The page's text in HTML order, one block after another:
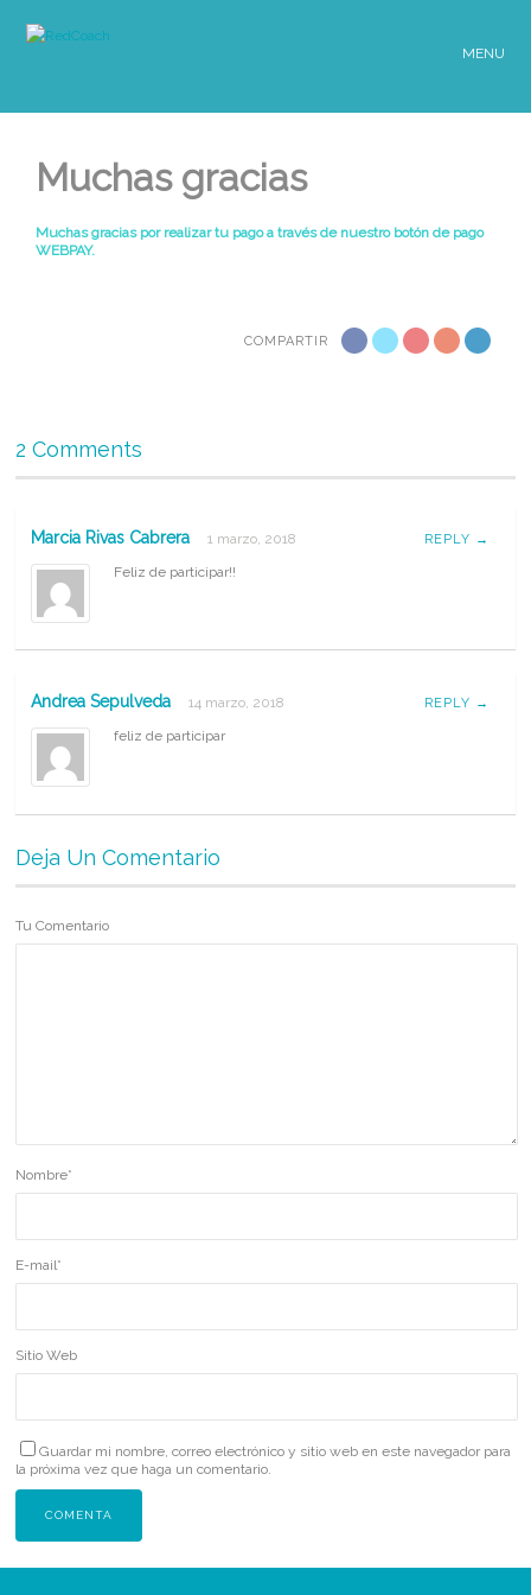
MENU
Muchas gracias
Muchas gracias por realizar tu pago a través de nuestro botón de pago
WEBPAY.
COMPARTIR
2 Comments
Marcia Rivas Cabrera 1 marzo, 2018 REPLY →
Feliz de participar!!
Andrea Sepulveda 14 marzo, 2018 REPLY →
feliz de participar
Deja Un Comentario
Tu Comentario
Nombre*
E-mail*
Sitio Web
Guardar mi nombre, correo electrónico y sitio web en este navegador para
la próxima vez que haga un comentario.